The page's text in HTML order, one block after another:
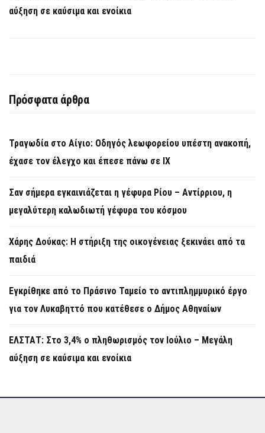
αύξηση σε καύσιμα και ενοίκια
Πρόσφατα άρθρα
Τραγωδία στο Αίγιο: Οδηγός λεωφορείου υπέστη ανακοπή,
έχασε τον έλεγχο και έπεσε πάνω σε ΙΧ
Σαν σήμερα εγκαινιάζεται η γέφυρα Ρίου – Αντίρριου, η
μεγαλύτερη καλωδιωτή γέφυρα του κόσμου
Χάρης Δούκας: Η στήριξη της οικογένειας ξεκινάει από τα
παιδιά
Εγκρίθηκε από το Πράσινο Ταμείο το αντιπλημμυρικό έργο
για τον Λυκαβηττό που κατέθεσε ο Δήμος Αθηναίων
ΕΛΣΤΑΤ: Στο 3,4% ο πληθωρισμός τον Ιούλιο – Μεγάλη
αύξηση σε καύσιμα και ενοίκια